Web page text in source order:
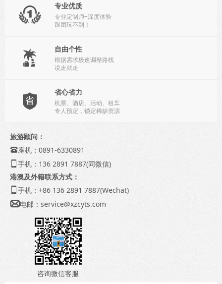
 专业优质
专业定制师+深度体验
跟团玩不到！
 自由个性
根据需求极速调整路线
说走就走
 省心省力
机票、酒店、活动、租车
专人预定，锁定稀缺资源
旅游顾问：
座机：0891-6330891
 手机：136 2891 7887(同微信)
港澳及外籍联系方式：
 手机：+86 136 2891 7887(Wechat)
电邮： service@xzcyts.com
咨询微信客服